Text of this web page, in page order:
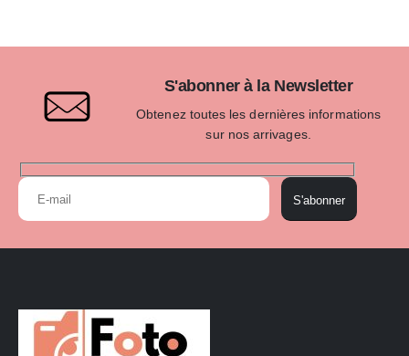
S'abonner à la Newsletter
Obtenez toutes les dernières informations
sur nos arrivages.
S'abonner